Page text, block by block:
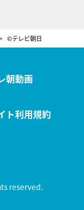
©テレビ朝日
朝動画
ト利用規約
reserved.